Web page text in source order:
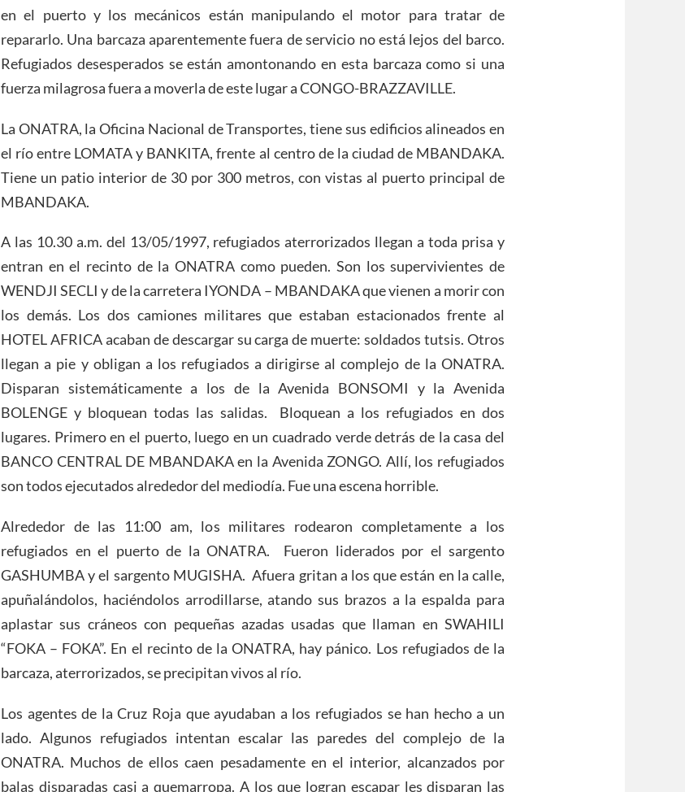
en el puerto y los mecánicos están manipulando el motor para tratar de
repararlo. Una barcaza aparentemente fuera de servicio no está lejos del barco.
Refugiados desesperados se están amontonando en esta barcaza como si una
fuerza milagrosa fuera a moverla de este lugar a CONGO-BRAZZAVILLE.
La ONATRA, la Oficina Nacional de Transportes, tiene sus edificios alineados en
el río entre LOMATA y BANKITA, frente al centro de la ciudad de MBANDAKA.
Tiene un patio interior de 30 por 300 metros, con vistas al puerto principal de
MBANDAKA.
A las 10.30 a.m. del 13/05/1997, refugiados aterrorizados llegan a toda prisa y
entran en el recinto de la ONATRA como pueden. Son los supervivientes de
WENDJI SECLI y de la carretera IYONDA – MBANDAKA que vienen a morir con
los demás. Los dos camiones militares que estaban estacionados frente al
HOTEL AFRICA acaban de descargar su carga de muerte: soldados tutsis. Otros
llegan a pie y obligan a los refugiados a dirigirse al complejo de la ONATRA.
Disparan sistemáticamente a los de la Avenida BONSOMI y la Avenida
BOLENGE y bloquean todas las salidas. Bloquean a los refugiados en dos
lugares. Primero en el puerto, luego en un cuadrado verde detrás de la casa del
BANCO CENTRAL DE MBANDAKA en la Avenida ZONGO. Allí, los refugiados
son todos ejecutados alrededor del mediodía. Fue una escena horrible.
Alrededor de las 11:00 am, los militares rodearon completamente a los
refugiados en el puerto de la ONATRA. Fueron liderados por el sargento
GASHUMBA y el sargento MUGISHA. Afuera gritan a los que están en la calle,
apuñalándolos, haciéndolos arrodillarse, atando sus brazos a la espalda para
aplastar sus cráneos con pequeñas azadas usadas que llaman en SWAHILI
“FOKA – FOKA”. En el recinto de la ONATRA, hay pánico. Los refugiados de la
barcaza, aterrorizados, se precipitan vivos al río.
Los agentes de la Cruz Roja que ayudaban a los refugiados se han hecho a un
lado. Algunos refugiados intentan escalar las paredes del complejo de la
ONATRA. Muchos de ellos caen pesadamente en el interior, alcanzados por
balas disparadas casi a quemarropa. A los que logran escapar les disparan las